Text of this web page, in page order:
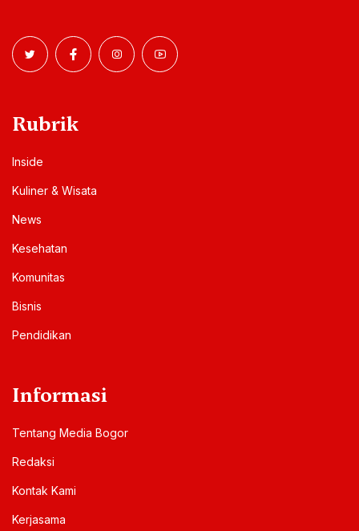
Rubrik
Inside
Kuliner & Wisata
News
Kesehatan
Komunitas
Bisnis
Pendidikan
Informasi
Tentang Media Bogor
Redaksi
Kontak Kami
Kerjasama